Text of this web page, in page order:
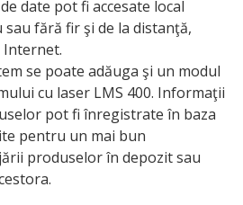
date pot fi accesate local
fără fir şi de la distanţă,
se poate adăuga şi un modul
cu laser LMS 400. Informaţii
pot fi înregistrate în baza
pentru un mai bun
produselor în depozit sau